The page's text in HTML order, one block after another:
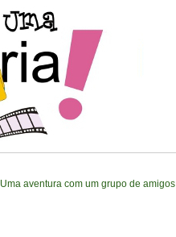
Uma aventura com um grupo de amigos